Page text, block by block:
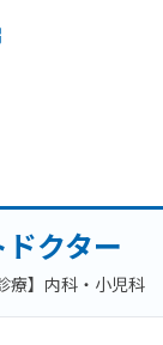
クター
療】内科・小児科